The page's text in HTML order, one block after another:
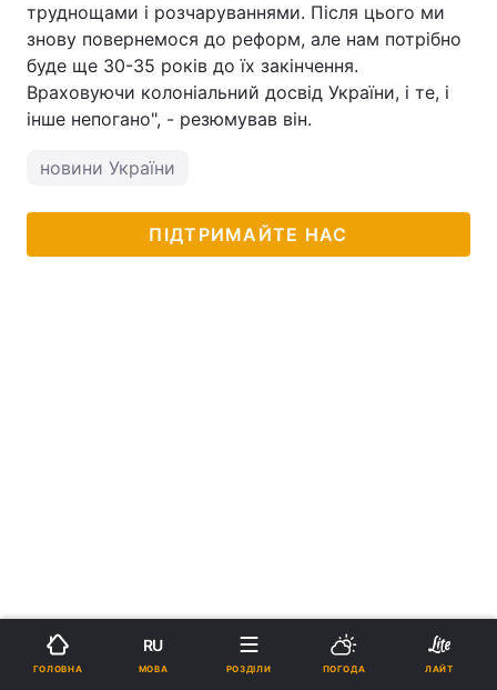
труднощами і розчаруваннями. Після цього ми
знову повернемося до реформ, але нам потрібно
буде ще 30-35 років до їх закінчення.
Враховуючи колоніальний досвід України, і те, і
інше непогано", - резюмував він.
новини України
ПІДТРИМАЙТЕ НАС
ГОЛОВНА
RU
МОВА РОЗДІЛИ ПОГОДА ЛАЙТ